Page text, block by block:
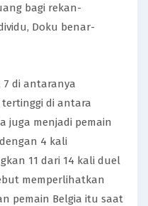
bagi rekan-
Doku benar-
7 di antaranya
di antara
juga menjadi pemain
4 kali
11 dari 14 kali duel
memperlihatkan
pemain Belgia itu saat